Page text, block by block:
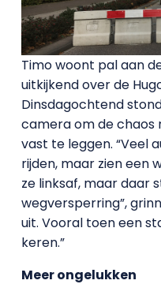
Timo woont pal aan
uitkijkend over de
Dinsdagochtend
camera om de chaos
vast te leggen. “Veel
rijden, maar zien een
ze linksaf, maar daar
wegversperring”,
uit. Vooral toen een
keren.”
Meer ongelukken